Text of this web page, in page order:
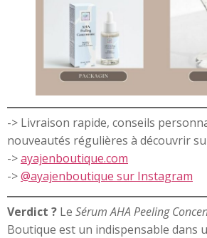
-> Livraison rapide, conseils
nouveautés régulières à découvrir
->ayajenboutique.com
->@ayajenboutique sur Instagram
Verdict ? Le Sérum AHA Peeling
Boutique est un indispensable dans